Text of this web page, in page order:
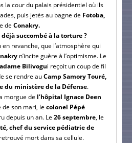
la cour du palais présidentiel où ils
puis jetés au bagne de Fotoba,
de Conakry.
succombé à la torture ?
revanche, que l’atmosphère qui
n’incite guère à l’optimisme. Le
Bilivogui reçoit un coup de fil
se rendre auCamp Samory Touré,
du ministère de la Défense.
morgue de l’hôpital Ignace Deen
son mari, le colonel Pépé
depuis un an. Le 26 septembre, le
chef du service pédiatrie de
mort dans sa cellule.